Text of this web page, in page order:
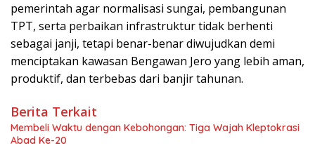
pemerintah agar normalisasi sungai, pembangunan
TPT, serta perbaikan infrastruktur tidak berhenti
sebagai janji, tetapi benar-benar diwujudkan demi
menciptakan kawasan Bengawan Jero yang lebih aman,
produktif, dan terbebas dari banjir tahunan.
Berita Terkait
Membeli Waktu dengan Kebohongan: Tiga Wajah Kleptokrasi
Abad Ke-20